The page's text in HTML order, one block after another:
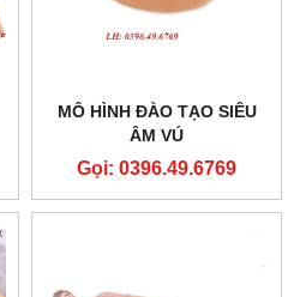
MÔ HÌNH ĐÀO TẠO SIÊU
ÂM VÚ
Gọi: 0396.49.6769